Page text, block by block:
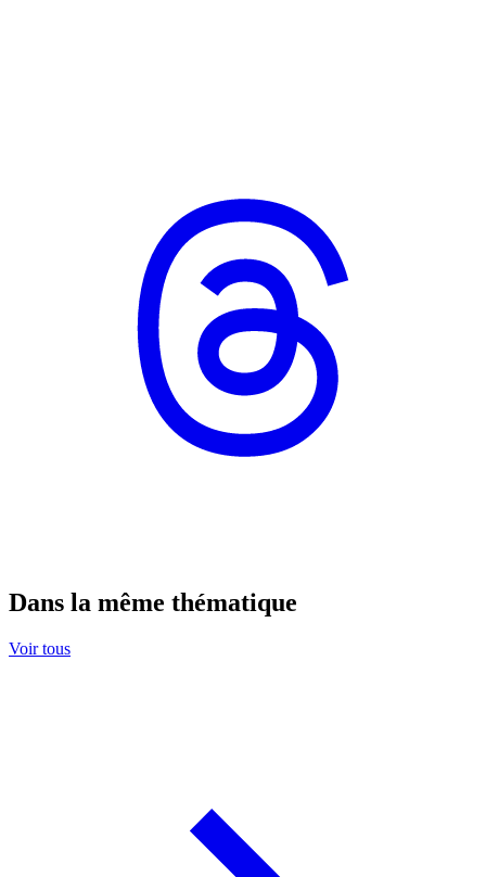
Dans la même thématique
Voir tous